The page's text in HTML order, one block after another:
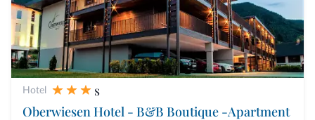
Hotel
s
Oberwiesen Hotel - B&B Boutique -Apartment